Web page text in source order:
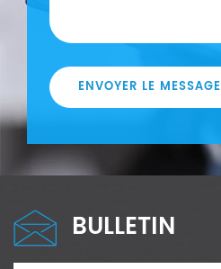
ENVOYER LE MESSAGE
BULLETIN